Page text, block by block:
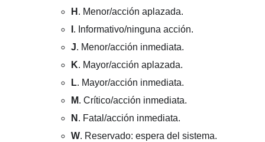
H . Menor/acción aplazada.
. Informativo/ninguna acción.
J. Menor/acción inmediata.
K. Mayor/acción aplazada.
L. Mayor/acción inmediata.
M. Crítico/acción inmediata.
N . Fatal/acción inmediata.
W. Reservado: espera del sistema.